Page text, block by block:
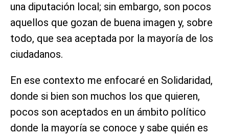
una diputación local; sin embargo, son pocos
aquellos que gozan de buena imagen y, sobre
todo, que sea aceptada por la mayoría de los
ciudadanos.
En ese contexto me enfocaré en Solidaridad,
donde si bien son muchos los que quieren,
pocos son aceptados en un ámbito político
donde la mayoría se conoce y sabe quién es